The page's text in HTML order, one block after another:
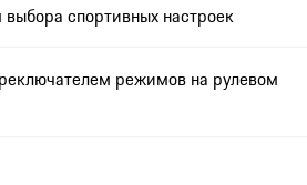
спортивных настроек
режимов на рулевом